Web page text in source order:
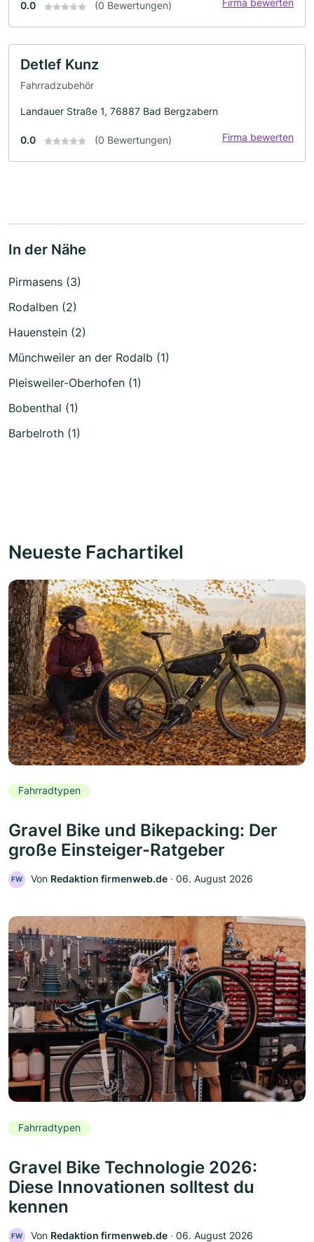
0.0 (0 Bewertungen) Firma bewerten
Detlef Kunz
Fahrradzubehör
Landauer Straße 1, 76887 Bad Bergzabern
0.0 (0 Bewertungen) Firma bewerten
In der Nähe
Pirmasens (3)
Rodalben (2)
Hauenstein (2)
Münchweiler an der Rodalb (1)
Pleisweiler-Oberhofen (1)
Bobenthal (1)
Barbelroth (1)
Neueste Fachartikel
Fahrradtypen
Gravel Bike und Bikepacking: Der
große Einsteiger-Ratgeber
FW Von Redaktion firmenweb.de ‧ 06. August 2026
Fahrradtypen
Gravel Bike Technologie 2026:
Diese Innovationen solltest du
kennen
FW Von Redaktion firmenweb.de ‧ 06. August 2026